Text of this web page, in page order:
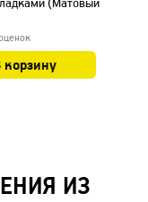
(Матовый
корзину
ИЗ